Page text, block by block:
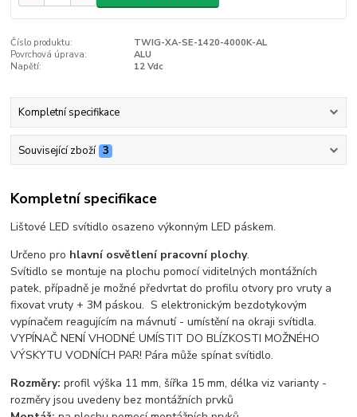
Číslo produktu:
TWIG-XA-SE-1420-4000K-AL
Povrchová úprava:
ALU
Napětí:
12 Vdc
Kompletní specifikace
Související zboží 3
Kompletní specifikace
Lištové LED svítidlo osazeno výkonným LED páskem.
Určeno pro hlavní osvětlení pracovní plochy.
Svítidlo se montuje na plochu pomocí viditelných montážních
patek, případně je možné předvrtat do profilu otvory pro vruty a
fixovat vruty + 3M páskou. S elektronickým bezdotykovým
vypínačem reagujícím na mávnutí - umístění na okraji svítidla.
VYPÍNAČ NENÍ VHODNÉ UMÍSTIT DO BLÍZKOSTI MOŽNÉHO
VÝSKYTU VODNÍCH PAR! Pára může spínat svítidlo.
Rozměry: profil výška 11 mm, šířka 15 mm, délka viz varianty -
rozměry jsou uvedeny bez montážních prvků